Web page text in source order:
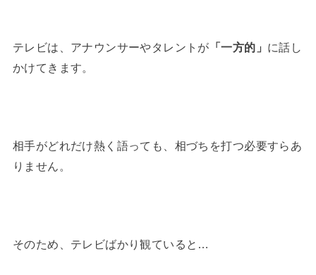
テレビは、アナウンサーやタレントが 「一方的」 に話し
かけてきます。
相手がどれだけ熱く語っても、相づちを打つ必要すらあ
りません。
そのため、テレビばかり観ていると…